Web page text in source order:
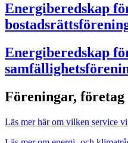
Energiberedskap
Energiberedskap
Föreningar,
Läs mer här om vilken service vi